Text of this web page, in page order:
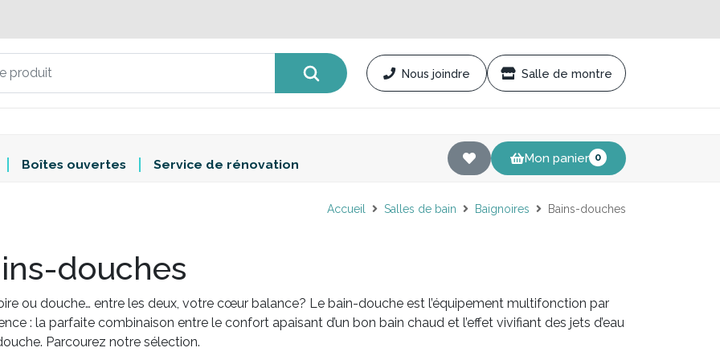
Nous joindre Salle de montre
Boîtes ouvertes Service de rénovation Mon panier 0
Accueil Salles de bain Baignoires Bains-douches
douches
ou douche… entre les deux, votre cœur balance? Le bain-douche est l’équipement multifonction par
: la parfaite combinaison entre le confort apaisant d’un bon bain chaud et l’effet vivifiant des jets d’eau
Parcourez notre sélection.